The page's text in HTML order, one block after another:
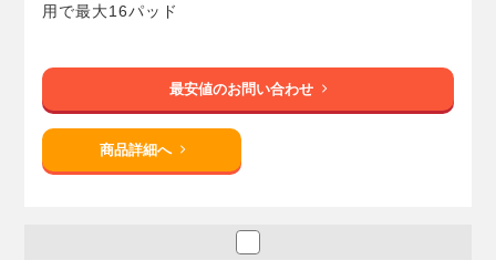
用で最大16パッド
最安値のお問い合わせ
商品詳細へ